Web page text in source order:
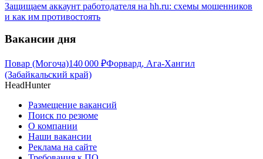
Защищаем аккаунт работодателя на hh.ru: схемы мошенников
и как им противостоять
Вакансии дня
Повар (Могоча)140 000 ₽Форвард, Ага-Хангил
(Забайкальский край)
HeadHunter
Размещение вакансий
Поиск по резюме
О компании
Наши вакансии
Реклама на сайте